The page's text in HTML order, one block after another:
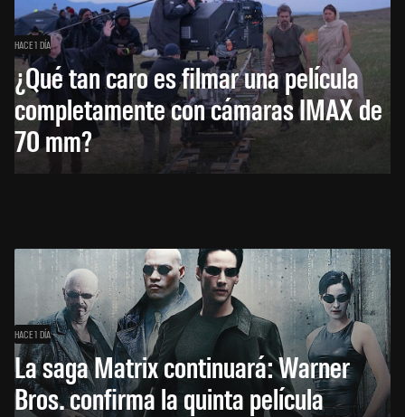
HACE 1 DÍA
¿Qué tan caro es filmar una película
completamente con cámaras IMAX de
70 mm?
HACE 1 DÍA
La saga Matrix continuará: Warner
Bros. confirma la quinta película